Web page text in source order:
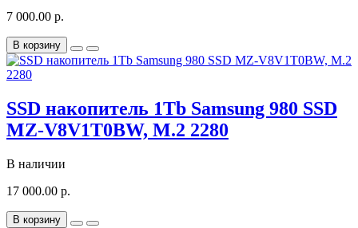
7 000.00 р.
В корзину
SSD накопитель 1Tb Samsung 980 SSD
MZ-V8V1T0BW, M.2 2280
В наличии
17 000.00 р.
В корзину